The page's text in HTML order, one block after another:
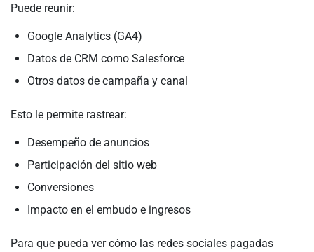
Puede reunir:
Google Analytics (GA4)
Datos de CRM como Salesforce
Otros datos de campaña y canal
Esto le permite rastrear:
Desempeño de anuncios
Participación del sitio web
Conversiones
Impacto en el embudo e ingresos
Para que pueda ver cómo las redes sociales pagadas